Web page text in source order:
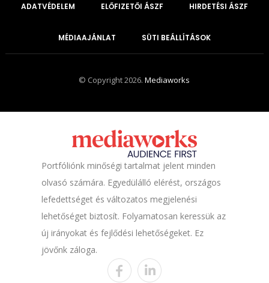
ADATVÉDELEM ELŐFIZETŐI ÁSZF HIRDETÉSI ÁSZF
MÉDIAAJÁNLAT SÜTI BEÁLLÍTÁSOK
© Copyright 2026.Mediaworks
Portfóliónk minőségi tartalmat jelent minden
olvasó számára. Egyedülálló elérést, országos
lefedettséget és változatos megjelenési
lehetőséget biztosít. Folyamatosan keressük az
új irányokat és fejlődési lehetőségeket. Ez
jövőnk záloga.